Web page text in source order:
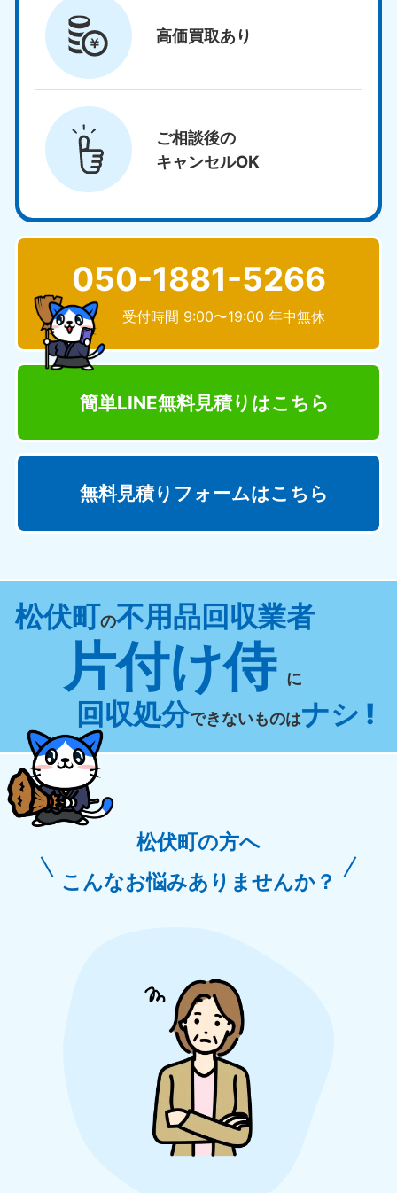
高価買取あり
ご相談後の
キャンセルOK
050-1881-5266
受付時間 9:00〜19:00 年中無休
簡単LINE無料見積り はこちら
無料見積りフォームはこちら
松伏町の不用品回収業者
片付け侍 に
回収処分できないものはナシ !
松伏町の方へ
こんなお悩みありませんか？